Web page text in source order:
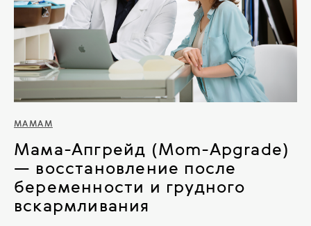
МАМАМ
Мама-Апгрейд (Mom-Apgrade)
— восстановление после
беременности и грудного
вскармливания